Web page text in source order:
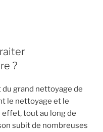
?
grand nettoyage de
le nettoyage et le
tout au long de
subit de nombreuses